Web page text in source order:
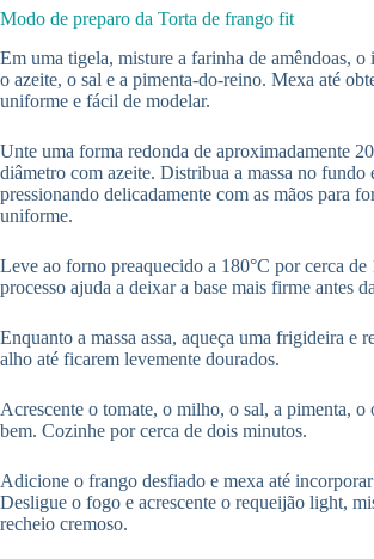
Modo de preparo da Torta de frango fit
Em uma tigela, misture a farinha de amêndoas,
o azeite, o sal e a pimenta-do-reino. Mexa até
uniforme e fácil de modelar.
Unte uma forma redonda de aproximadamente
diâmetro com azeite. Distribua a massa no fundo
pressionando delicadamente com as mãos para
uniforme.
Leve ao forno preaquecido a 180°C por cerca de
processo ajuda a deixar a base mais firme antes
Enquanto a massa assa, aqueça uma frigideira e
alho até ficarem levemente dourados.
Acrescente o tomate, o milho, o sal, a pimenta, o
bem. Cozinhe por cerca de dois minutos.
Adicione o frango desfiado e mexa até
Desligue o fogo e acrescente o requeijão light,
recheio cremoso.